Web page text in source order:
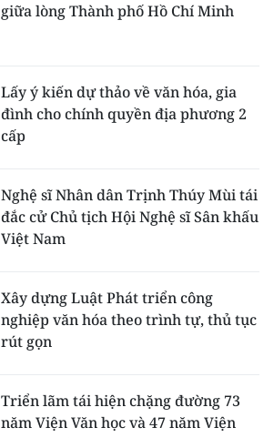
giữa lòng Thành phố Hồ Chí Minh
Lấy ý kiến dự thảo về văn hóa, gia
đình cho chính quyền địa phương 2
cấp
Nghệ sĩ Nhân dân Trịnh Thúy Mùi tái
đắc cử Chủ tịch Hội Nghệ sĩ Sân khấu
Việt Nam
Xây dựng Luật Phát triển công
nghiệp văn hóa theo trình tự, thủ tục
rút gọn
Triển lãm tái hiện chặng đường 73
năm Viện Văn học và 47 năm Viện